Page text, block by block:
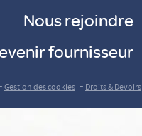
Nous rejoindre
fournisseur
Gestion des cookies -Droits & Devoirs